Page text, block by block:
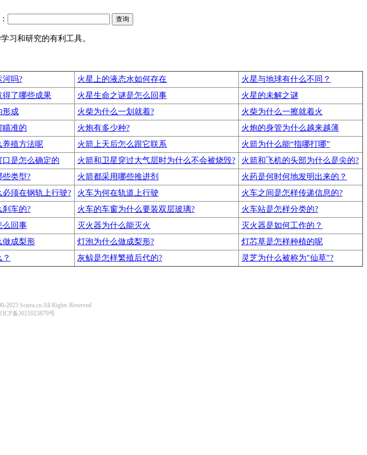
习和研究的有利工具。
河吗? 火星上的液态水如何存在
火星与地球有什么不同？
得了哪些成果 火星生命之谜是怎么回事
火星的未解之谜
形成 火柴为什么一划就着?
火柴为什么一擦就着火
瞄准的 火炮有多少种?
火炮的身管为什么越来越薄
养殖方法呢 火箭上天后怎么跟它联系
火箭为什么能“指哪打哪”
口是怎么确定的 火箭和卫星穿过大气层时为什么不会被烧毁?
火箭和飞机的头部为什么是尖的?
些类型? 火箭都采用哪些推进剂
火药是何时何地发明出来的？
必须在钢轨上行驶? 火车为何在轨道上行驶
火车之间是怎样传递信息的?
刹车的? 火车的车窗为什么要装双层玻璃?
火车站是怎样分类的?
么回事 灭火器为什么能灭火
灭火器是如何工作的？
做成梨形 灯泡为什么做成梨形?
灯芯草是怎样种植的呢
灰鲸是怎样繁殖后代的? 灵芝为什么被称为"仙草"?
2023 Sciera.cn All Rights Reserved
ICP备2021023879号